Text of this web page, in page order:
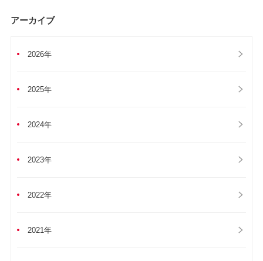
アーカイブ
2026年
2025年
2024年
2023年
2022年
2021年